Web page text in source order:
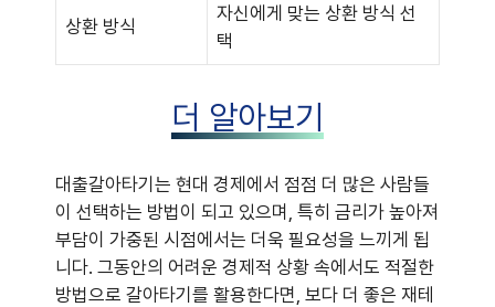
상환 방식
자신에게 맞는 상환 방식 선
택
더 알아보기
대출갈아타기는 현대 경제에서 점점 더 많은 사람들
이 선택하는 방법이 되고 있으며, 특히 금리가 높아져
부담이 가중된 시점에서는 더욱 필요성을 느끼게 됩
니다. 그동안의 어려운 경제적 상황 속에서도 적절한
방법으로 갈아타기를 활용한다면, 보다 더 좋은 재테